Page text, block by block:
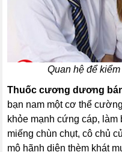
Quan hệ để
Thuốc cương dương
bạn nam một cơ thể
khỏe mạnh cứng cáp,
miếng chùn chụt, cô chủ
mộ hãnh diện thèm khát